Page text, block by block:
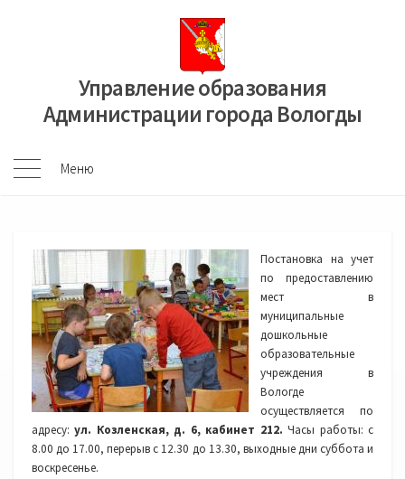
Управление образования
Администрации города Вологды
Меню
Меню
Постановка на учет
по предоставлению
мест в
муниципальные
дошкольные
образовательные
учреждения в
Вологде
осуществляется по
адресу:ул. Козленская, д. 6, кабинет 212. Часы работы: с
8.00 до 17.00, перерыв с 12.30 до 13.30, выходные дни суббота и
воскресенье.